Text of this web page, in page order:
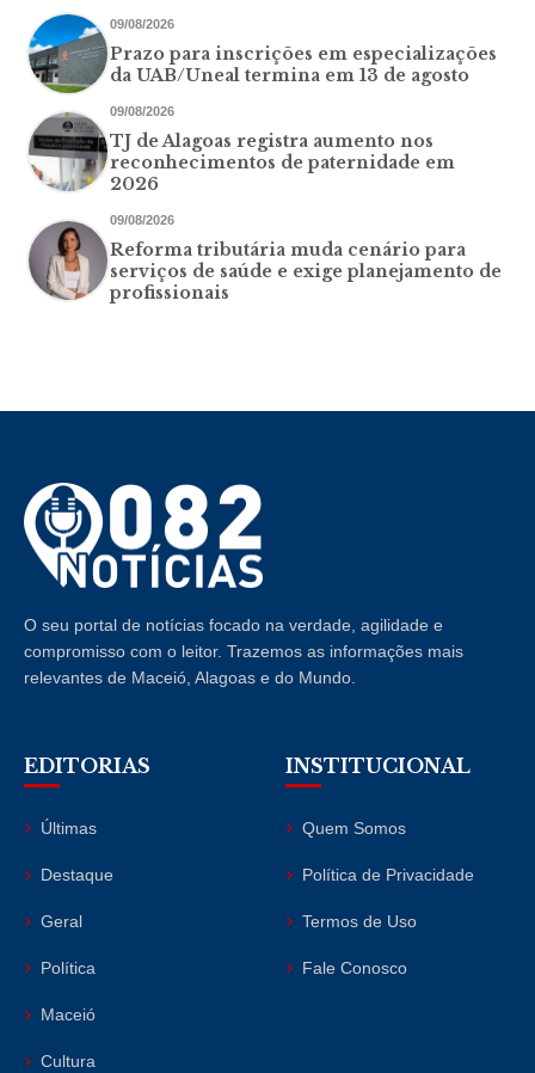
09/08/2026
Prazo para inscrições em especializações
da UAB/Uneal termina em 13 de agosto
09/08/2026
TJ de Alagoas registra aumento nos
reconhecimentos de paternidade em
2026
09/08/2026
Reforma tributária muda cenário para
serviços de saúde e exige planejamento de
profissionais
O seu portal de notícias focado na verdade, agilidade e
compromisso com o leitor. Trazemos as informações mais
relevantes de Maceió, Alagoas e do Mundo.
EDITORIAS
Últimas
Destaque
Geral
Política
Maceió
Cultura
INSTITUCIONAL
Quem Somos
Política de Privacidade
Termos de Uso
Fale Conosco